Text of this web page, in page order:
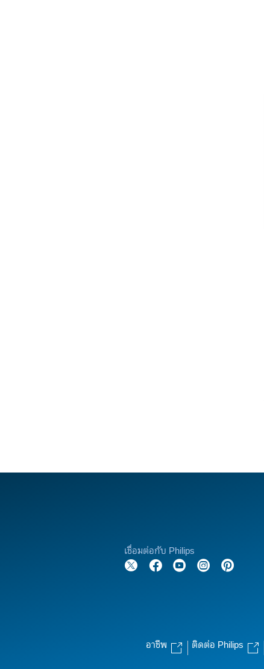
เชื่อมต่อกับ Philips
อาชีพ ติดต่อ Philips